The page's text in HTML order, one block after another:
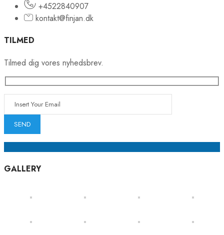
+4522840907
kontakt@finjan.dk
TILMED
Tilmed dig vores nyhedsbrev.
GALLERY